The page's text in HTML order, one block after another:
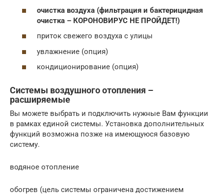
очистка воздуха (фильтрация и бактерицидная
очистка – КОРОНОВИРУС НЕ ПРОЙДЕТ!)
приток свежего воздуха с улицы
увлажнение (опция)
кондиционирование (опция)
Системы воздушного отопления –
расширяемые
Вы можете выбрать и подключить нужные Вам функции
в рамках единой системы. Установка дополнительных
функций возможна позже на имеющуюся базовую
систему.
водяное отопление
обогрев (цель системы ограничена достижением